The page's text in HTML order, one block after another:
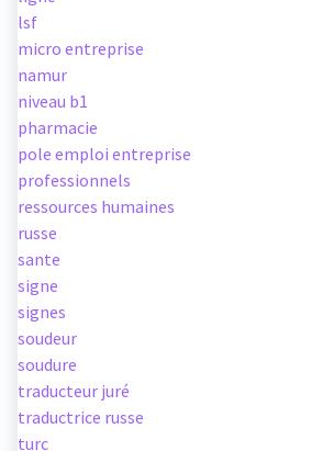
lsf
micro entreprise
namur
niveau b1
pharmacie
pole emploi entreprise
professionnels
ressources humaines
russe
sante
signe
signes
soudeur
soudure
traducteur juré
traductrice russe
turc